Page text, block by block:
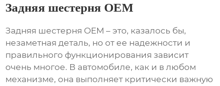
Задняя шестерня OEM
Задняя шестерня OEM – это, казалось бы,
незаметная деталь, но от ее надежности и
правильного функционирования зависит
очень многое. В автомобиле, как и в любом
механизме, она выполняет критически важную